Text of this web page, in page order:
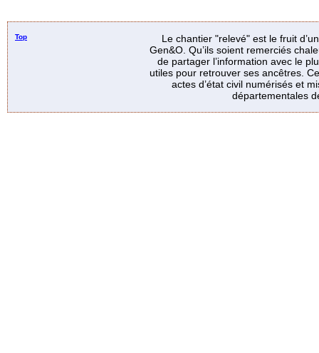
Top
Le chantier "relevé" est le fruit
Gen&O. Qu’ils soient remerciés
de partager l’information avec le
utiles pour retrouver ses ancêtres.
actes d’état civil numérisés et
départementales